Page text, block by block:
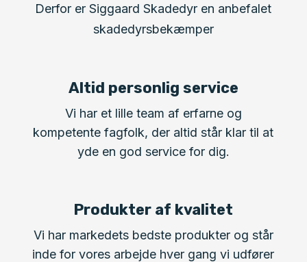
Derfor er Siggaard Skadedyr en anbefalet
skadedyrsbekæmper
Altid personlig service
Vi har et lille team af erfarne og
kompetente fagfolk, der altid står klar til at
yde en god service for dig.
Produkter af kvalitet
Vi har markedets bedste produkter og står
inde for vores arbejde hver gang vi udfører